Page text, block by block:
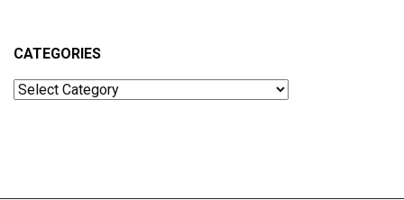
CATEGORIES
Categories